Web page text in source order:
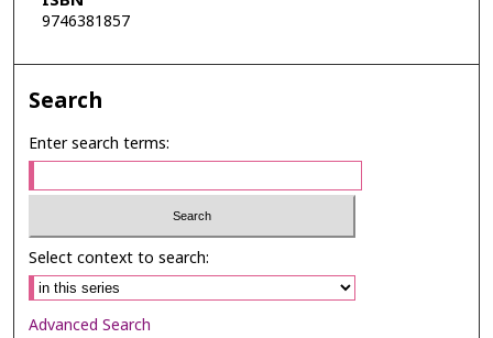
9746381857
Search
Enter search terms:
Select context to search:
Advanced Search